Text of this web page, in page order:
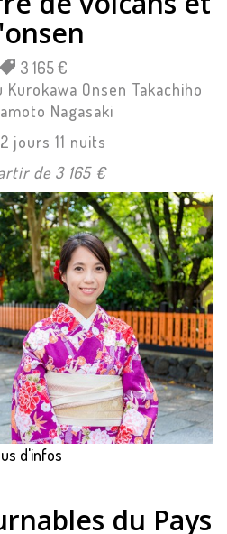
3 165 €
Kurokawa Onsen Takachiho
Nagasaki
jours 11 nuits
de 3 165 €
d'infos
du Pays